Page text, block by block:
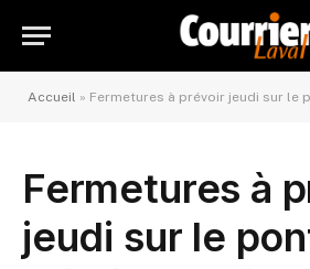
Accueil » Fermetures à prévoir jeudi sur le
Fermetures à
jeudi sur le